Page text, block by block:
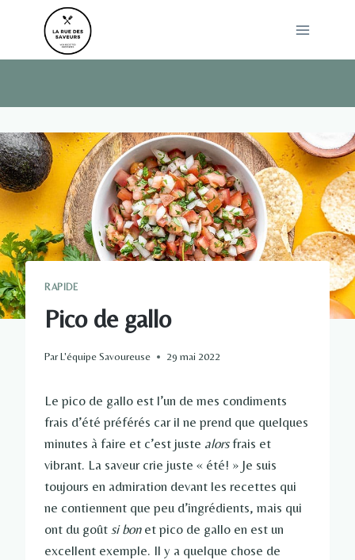
RAPIDE
Pico de gallo
ParL'équipe Savoureuse 29 mai 2022
Le pico de gallo est l’un de mes condiments
frais d’été préférés car il ne prend que quelques
minutes à faire et c’est juste alorsfrais et
vibrant. La saveur crie juste « été! » Je suis
toujours en admiration devant les recettes qui
ne contiennent que peu d’ingrédients, mais qui
ont du goût si bonet pico de gallo en est un
excellent exemple. Il y a quelque chose de